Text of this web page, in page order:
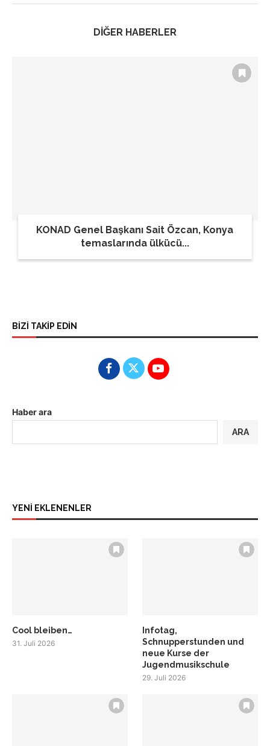
DİĞER HABERLER
KONAD Genel Başkanı Sait Özcan, Konya
temaslarında ülkücü...
BİZİ TAKİP EDİN
Haber ara
ARA
YENİ EKLENENLER
Cool bleiben…
31. Juli 2026
Infotag,
Schnupperstunden und
neue Kurse der
Jugendmusikschule
29. Juli 2026